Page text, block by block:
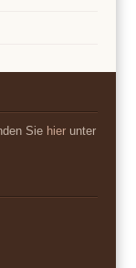
Sie hier unter